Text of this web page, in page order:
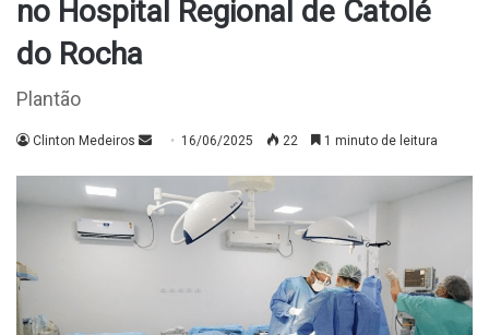
no Hospital Regional de Catolé
do Rocha
Plantão
Clinton Medeiros
Mande
e-
mail
16/06/2025 22 1 minuto de leitura